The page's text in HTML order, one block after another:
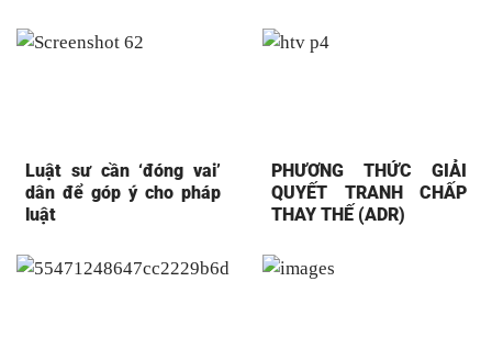
Luật sư cần ‘đóng vai’
dân để góp ý cho pháp
luật
PHƯƠNG THỨC GIẢI
QUYẾT TRANH CHẤP
THAY THẾ (ADR)